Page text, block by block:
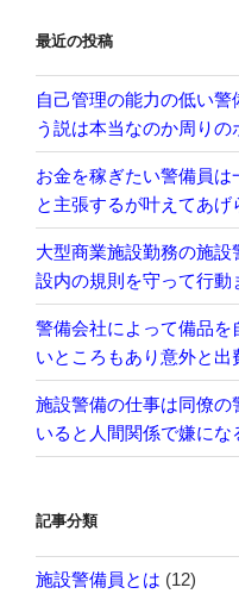
ン
最近の投稿
自己管理の能力の低い
う説は本当なのか周り
お金を稼ぎたい警備員
と主張するが叶えてあげ
大型商業施設勤務の施
設内の規則を守って行動
警備会社によって備品
いところもあり意外と出
施設警備の仕事は同僚の
いると人間関係で嫌に
記事分類
施設警備員とは (12)